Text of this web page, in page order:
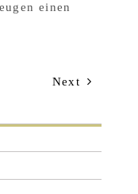
einen
Next